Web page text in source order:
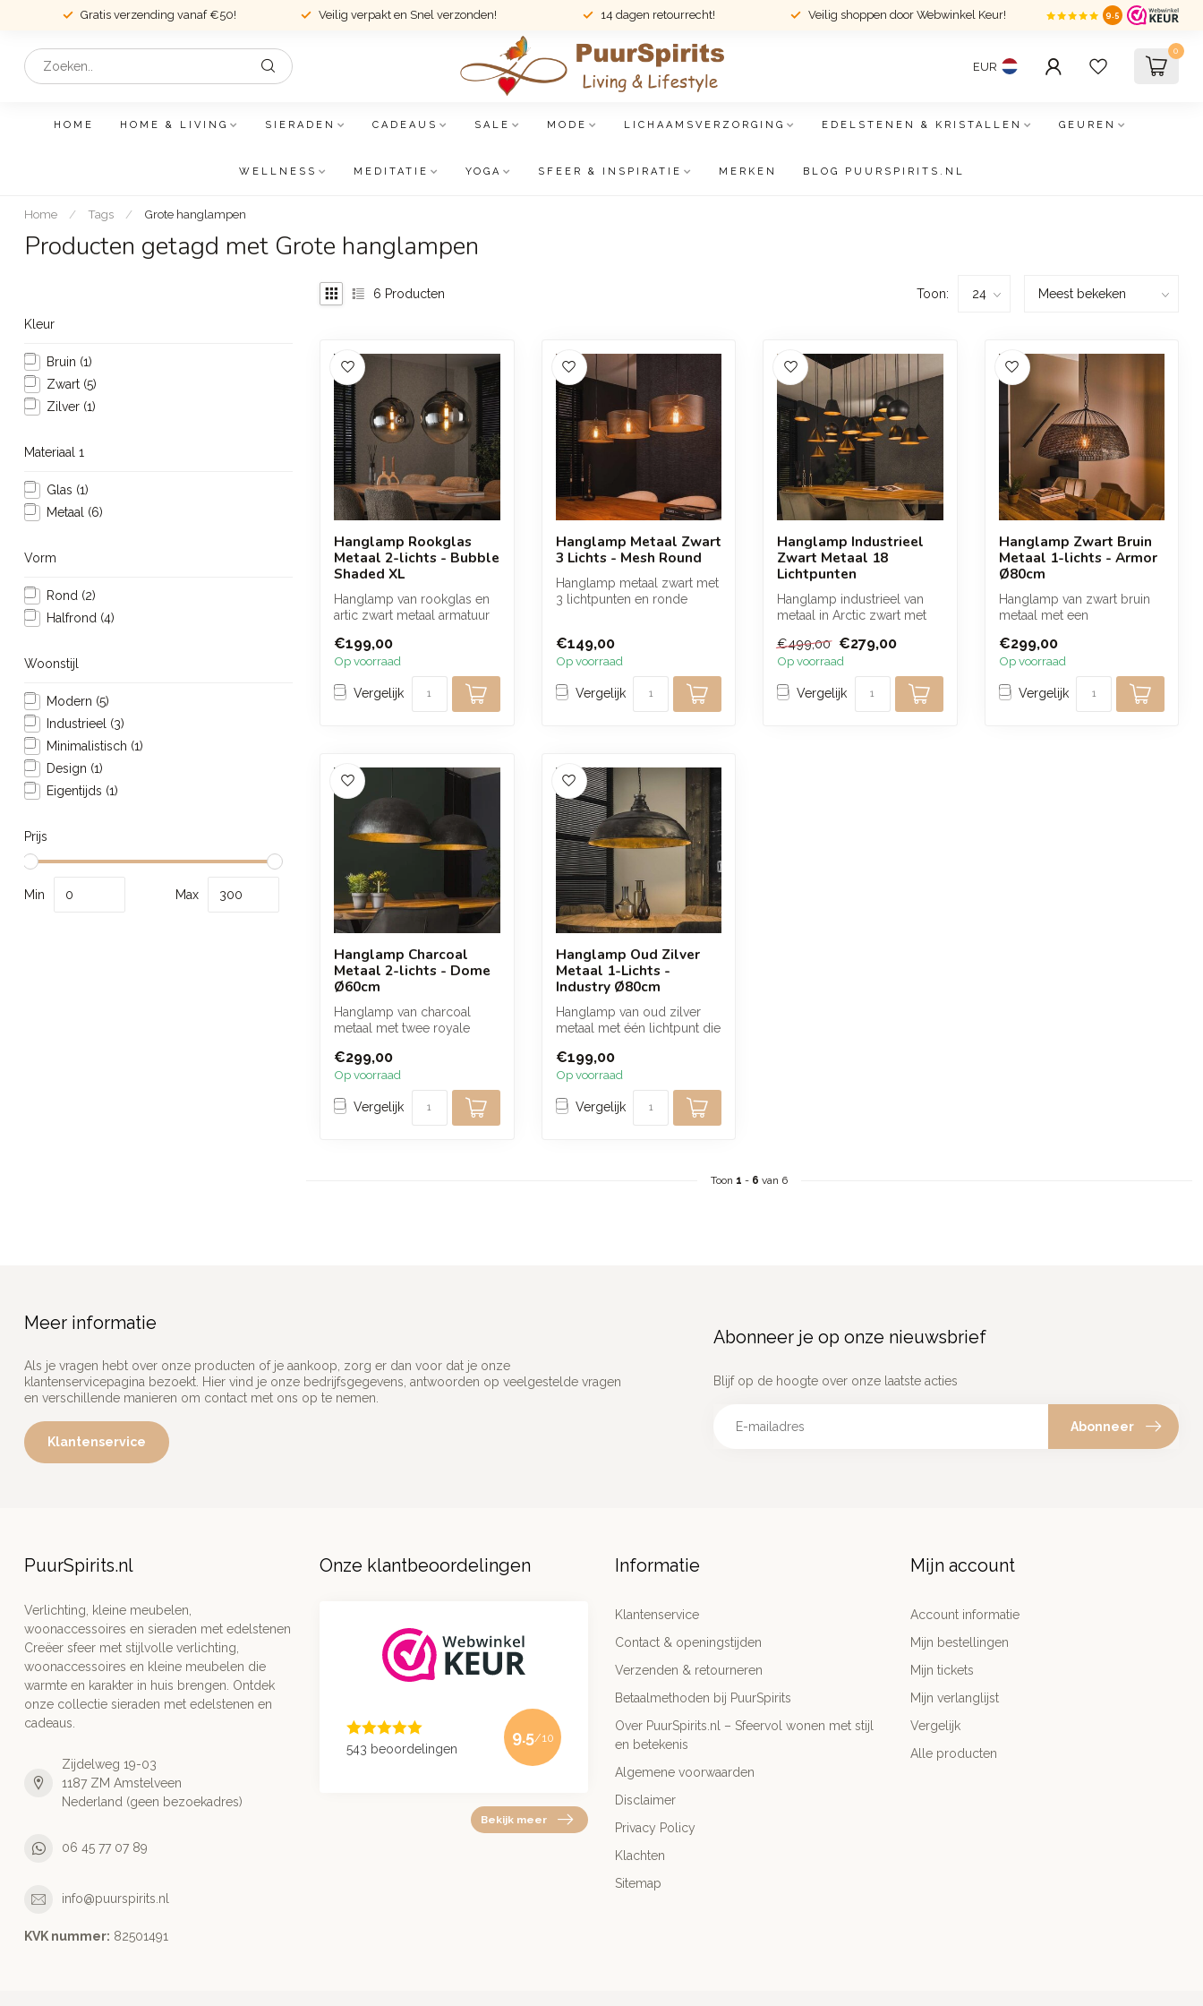
Gratis verzending vanaf €50! Veilig verpakt en Snel verzonden! 14 dagen retourrecht! Veilig shoppen door Webwinkel Keur! 9.5
EUR
0
HOME HOME & LIVING SIERADEN CADEAUS SALE MODE LICHAAMSVERZORGING EDELSTENEN & KRISTALLEN GEUREN
WELLNESS MEDITATIE YOGA SFEER & INSPIRATIE MERKEN BLOG PUURSPIRITS.NL
Home / Tags / Grote hanglampen
Producten getagd met Grote hanglampen
Kleur
Bruin (1)
Zwart (5)
Zilver (1)
Materiaal 1
Glas (1)
Metaal (6)
Vorm
Rond (2)
Halfrond (4)
Woonstijl
Modern (5)
Industrieel (3)
Minimalistisch (1)
Design (1)
Eigentijds (1)
Prijs
Min Max
6 Producten Toon:
Hanglamp Rookglas
Metaal 2-lichts - Bubble
Shaded XL
Hanglamp van rookglas en
artic zwart metaal armatuur
zo...
€199,00
Op voorraad
Vergelijk
Hanglamp Metaal Zwart
3 Lichts - Mesh Round
Hanglamp metaal zwart met
3 lichtpunten en ronde
€149,00
Op voorraad
Vergelijk
Hanglamp Industrieel
Zwart Metaal 18
Lichtpunten
Hanglamp industrieel van
metaal in Arctic zwart met
verschille...
€499,00 €279,00
Op voorraad
Vergelijk
Hanglamp Zwart Bruin
Metaal 1-lichts - Armor
Ø80cm
Hanglamp van zwart bruin
metaal met een
geperforeerde ...
€299,00
Op voorraad
Vergelijk
Hanglamp Charcoal
Metaal 2-lichts - Dome
Ø60cm
Hanglamp van charcoal
metaal met twee royale
warme en...
€299,00
Op voorraad
Vergelijk
Hanglamp Oud Zilver
Metaal 1-Lichts -
Industry Ø80cm
Hanglamp van oud zilver
metaal met één lichtpunt die
sfe...
€199,00
Op voorraad
Vergelijk
Toon 1 - 6 van 6
Meer informatie
Als je vragen hebt over onze producten of je aankoop, zorg er dan voor dat je onze
klantenservicepagina bezoekt. Hier vind je onze bedrijfsgegevens, antwoorden op veelgestelde vragen
en verschillende manieren om contact met ons op te nemen.
Klantenservice
Abonneer je op onze nieuwsbrief
Blijf op de hoogte over onze laatste acties
Abonneer
PuurSpirits.nl
Verlichting, kleine meubelen,
woonaccessoires en sieraden met edelstenen
Creëer sfeer met stijlvolle verlichting,
woonaccessoires en kleine meubelen die
warmte en karakter in huis brengen. Ontdek
onze collectie sieraden met edelstenen en
cadeaus.
Zijdelweg 19-03
1187 ZM Amstelveen
Nederland (geen bezoekadres)
06 45 77 07 89
info@puurspirits.nl
KVK nummer: 82501491
Onze klantbeoordelingen
543 beoordelingen
9.5/10
Bekijk meer
Informatie
Klantenservice
Contact & openingstijden
Verzenden & retourneren
Betaalmethoden bij PuurSpirits
Over PuurSpirits.nl – Sfeervol wonen met stijl
en betekenis
Algemene voorwaarden
Disclaimer
Privacy Policy
Klachten
Sitemap
Mijn account
Account informatie
Mijn bestellingen
Mijn tickets
Mijn verlanglijst
Vergelijk
Alle producten